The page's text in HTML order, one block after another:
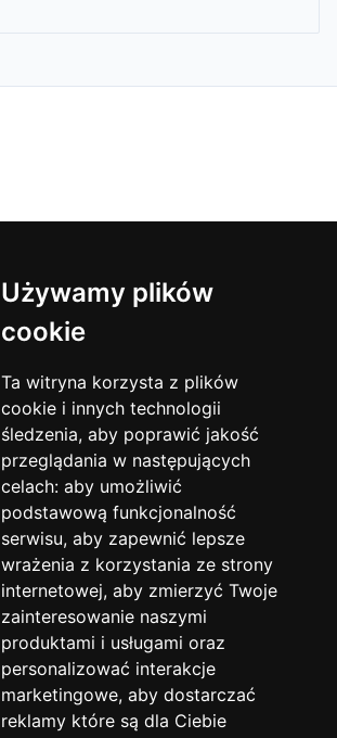
Używamy plików
cookie
Ta witryna korzysta z plików
cookie i innych technologii
śledzenia, aby poprawić jakość
przeglądania w następujących
celach: aby umożliwić
podstawową funkcjonalność
serwisu, aby zapewnić lepsze
wrażenia z korzystania ze strony
internetowej, aby zmierzyć Twoje
zainteresowanie naszymi
produktami i usługami oraz
personalizować interakcje
marketingowe, aby dostarczać
reklamy które są dla Ciebie
Używamy plików
cookie
Ta witryna korzysta z plików
cookie i innych technologii
śledzenia, aby poprawić jakość
przeglądania w następujących
celach: aby umożliwić
podstawową funkcjonalność
serwisu, aby zapewnić lepsze
wrażenia z korzystania ze strony
internetowej, aby zmierzyć Twoje
zainteresowanie naszymi
produktami i usługami oraz
personalizować interakcje
marketingowe, aby dostarczać
reklamy które są dla Ciebie